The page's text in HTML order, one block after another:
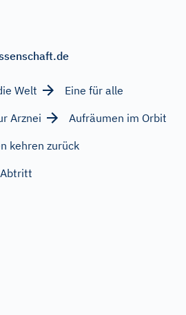
Welt
Eine für alle
Arznei
Aufräumen im Orbit
kehren zurück